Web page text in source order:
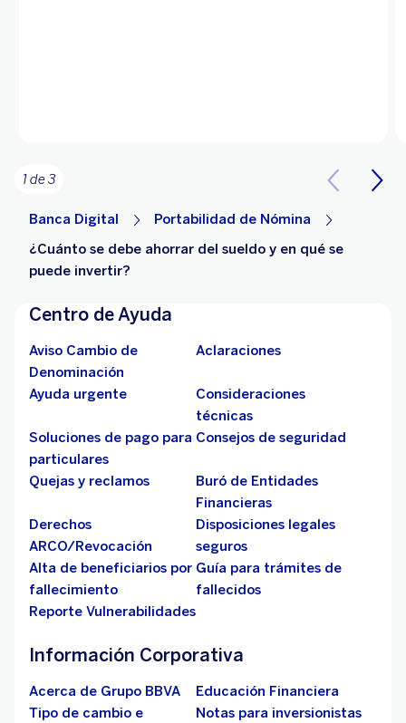
1 de 3
Banca Digital
Portabilidad de Nómina
¿Cuánto se debe ahorrar del sueldo y en qué se
puede invertir?
Centro de Ayuda
Aviso Cambio de
Denominación
Aclaraciones
Ayuda urgente
Consideraciones
técnicas
Soluciones de pago para
particulares
Consejos de seguridad
Quejas y reclamos
Buró de Entidades
Financieras
Derechos
ARCO/Revocación
Disposiciones legales
seguros
Alta de beneficiarios por
fallecimiento
Guía para trámites de
fallecidos
Reporte Vulnerabilidades
Información Corporativa
Acerca de Grupo BBVA
Educación Financiera
Tipo de cambio e
Notas para inversionistas